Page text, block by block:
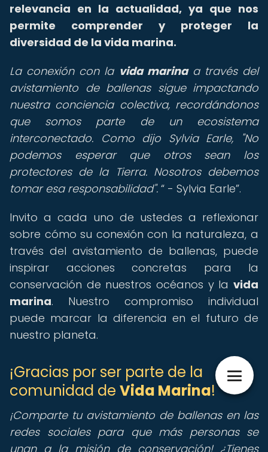
relevancia en la actualidad, ya que nos
permite comprender y proteger la
diversidad de la vida marina.
La conexión con la vida marinaa través del
avistamiento de ballenas sigue impactando
nuestra conciencia colectiva, recordándonos
que somos parte de un ecosistema
interconectado. Como dijo Sylvia Earle, "No
podemos esperar que otros sean los
protectores de la Tierra. Nosotros debemos
tomar esa responsabilidad".
- Sylvia Earle .
Invito a cada uno de ustedes a reflexionar
sobre cómo su conexión con la naturaleza, a
través del avistamiento de ballenas, puede
inspirar acciones concretas para la
conservación de nuestros océanos y la vida
marina. Nuestro compromiso individual
puede marcar la diferencia en el futuro de
nuestro planeta.
¡Gracias por ser parte de la
comunidad de Vida Marina!
¡Comparte tu avistamiento de ballenas en las
redes sociales para que más personas se
unan a la misión de conservación! ¿Tienes